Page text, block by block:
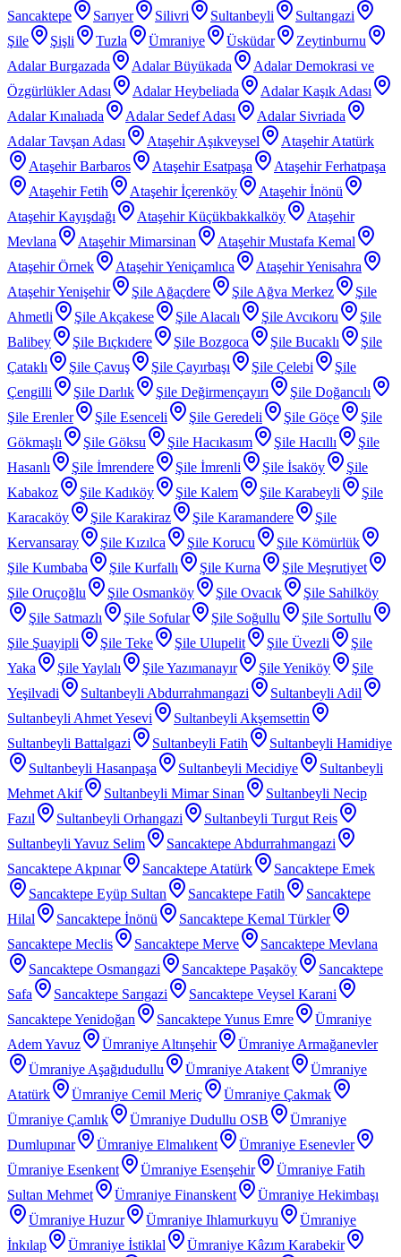
Sancaktepe
Sarıyer Silivri Sultanbeyli
Sultangazi
Şile
Şişli Tuzla Ümraniye Üsküdar
Zeytinburnu
Adalar Burgazada
Adalar Büyükada
Adalar Demokrasi ve
Özgürlükler Adası
Adalar Heybeliada
Adalar Kaşık Adası
Adalar Kınalıada
Adalar Sedef Adası
Adalar Sivriada
Adalar Tavşan Adası
Ataşehir Aşıkveysel
Ataşehir Atatürk
Ataşehir Barbaros
Ataşehir Esatpaşa
Ataşehir Ferhatpaşa
Ataşehir Fetih
Ataşehir İçerenköy
Ataşehir İnönü
Ataşehir Kayışdağı
Ataşehir Küçükbakkalköy
Ataşehir
Mevlana
Ataşehir Mimarsinan
Ataşehir Mustafa Kemal
Ataşehir Örnek
Ataşehir Yeniçamlıca
Ataşehir Yenisahra
Ataşehir Yenişehir
Şile Ağaçdere Şile Ağva Merkez
Şile
Ahmetli
Şile Akçakese Şile Alacalı Şile Avcıkoru
Şile
Balibey
Şile Bıçkıdere Şile Bozgoca Şile Bucaklı
Şile
Çataklı
Şile Çavuş Şile Çayırbaşı Şile Çelebi
Şile
Çengilli
Şile Darlık Şile Değirmençayırı
Şile Doğancılı
Şile Erenler
Şile Esenceli Şile Geredeli Şile Göçe
Şile
Gökmaşlı
Şile Göksu Şile Hacıkasım Şile Hacıllı
Şile
Hasanlı
Şile İmrendere Şile İmrenli Şile İsaköy
Şile
Kabakoz
Şile Kadıköy Şile Kalem Şile Karabeyli
Şile
Karacaköy
Şile Karakiraz Şile Karamandere
Şile
Kervansaray
Şile Kızılca Şile Korucu
Şile Kömürlük
Şile Kumbaba
Şile Kurfallı Şile Kurna
Şile Meşrutiyet
Şile Oruçoğlu
Şile Osmanköy Şile Ovacık
Şile Sahilköy
Şile Satmazlı
Şile Sofular Şile Soğullu
Şile Sortullu
Şile Şuayipli
Şile Teke Şile Ulupelit Şile Üvezli
Şile
Yaka
Şile Yaylalı Şile Yazımanayır Şile Yeniköy
Şile
Yeşilvadi
Sultanbeyli Abdurrahmangazi
Sultanbeyli Adil
Sultanbeyli Ahmet Yesevi
Sultanbeyli Akşemsettin
Sultanbeyli Battalgazi
Sultanbeyli Fatih
Sultanbeyli Hamidiye
Sultanbeyli Hasanpaşa
Sultanbeyli Mecidiye
Sultanbeyli
Mehmet Akif
Sultanbeyli Mimar Sinan
Sultanbeyli Necip
Fazıl
Sultanbeyli Orhangazi
Sultanbeyli Turgut Reis
Sultanbeyli Yavuz Selim
Sancaktepe Abdurrahmangazi
Sancaktepe Akpınar
Sancaktepe Atatürk
Sancaktepe Emek
Sancaktepe Eyüp Sultan
Sancaktepe Fatih
Sancaktepe
Hilal
Sancaktepe İnönü
Sancaktepe Kemal Türkler
Sancaktepe Meclis
Sancaktepe Merve
Sancaktepe Mevlana
Sancaktepe Osmangazi
Sancaktepe Paşaköy
Sancaktepe
Safa
Sancaktepe Sarıgazi
Sancaktepe Veysel Karani
Sancaktepe Yenidoğan
Sancaktepe Yunus Emre
Ümraniye
Adem Yavuz
Ümraniye Altınşehir
Ümraniye Armağanevler
Ümraniye Aşağıdudullu
Ümraniye Atakent
Ümraniye
Atatürk
Ümraniye Cemil Meriç
Ümraniye Çakmak
Ümraniye Çamlık
Ümraniye Dudullu OSB
Ümraniye
Dumlupınar
Ümraniye Elmalıkent
Ümraniye Esenevler
Ümraniye Esenkent
Ümraniye Esenşehir
Ümraniye Fatih
Sultan Mehmet
Ümraniye Finanskent
Ümraniye Hekimbaşı
Ümraniye Huzur
Ümraniye Ihlamurkuyu
Ümraniye
İnkılap
Ümraniye İstiklal
Ümraniye Kâzım Karabekir